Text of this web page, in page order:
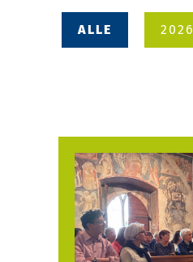
ALLE 2026